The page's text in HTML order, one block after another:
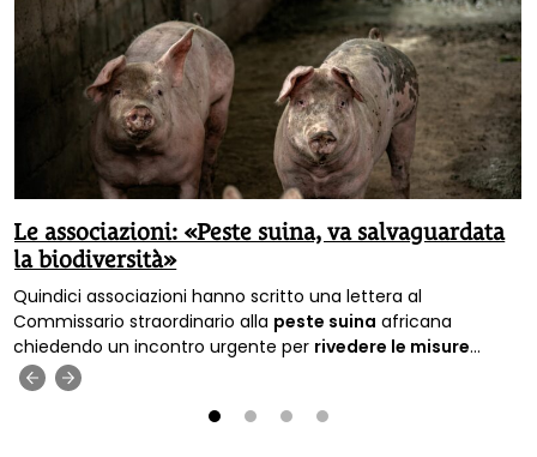
Le associazioni: «Peste suina, va salvaguardata
la biodiversità»
Quindici associazioni hanno scritto una lettera al
Commissario straordinario alla peste suina africana
chiedendo un incontro urgente per rivedere le misure
previste per contrastare l’emergenza sul territorio nazionale.